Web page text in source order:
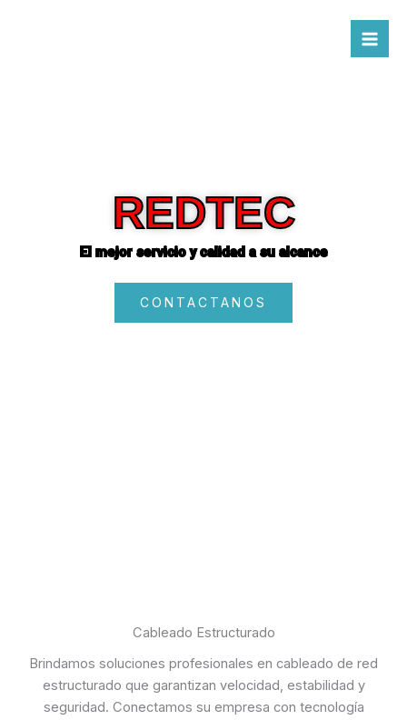
REDTEC
El mejor servicio y calidad a su alcance
CONTACTANOS
Cableado Estructurado
Brindamos soluciones profesionales en cableado de red
estructurado que garantizan velocidad, estabilidad y
seguridad. Conectamos su empresa con tecnología